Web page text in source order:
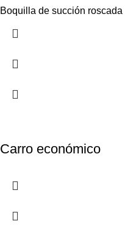
Boquilla de succión roscada
Carro económico